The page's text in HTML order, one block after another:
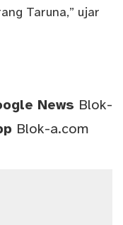
Taruna,” ujar
News Blok-
Blok-a.com